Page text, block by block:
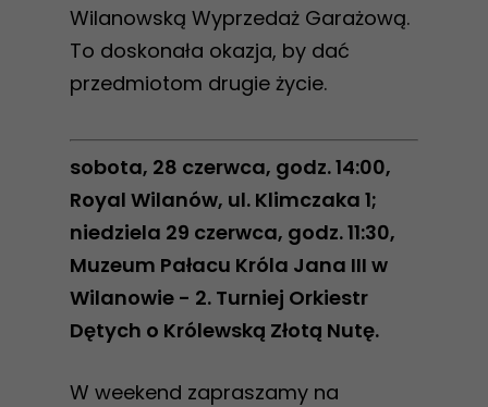
Wilanowską Wyprzedaż Garażową.
To doskonała okazja, by dać
przedmiotom drugie życie.
sobota, 28 czerwca, godz. 14:00,
Royal Wilanów, ul. Klimczaka 1;
niedziela 29 czerwca, godz. 11:30,
Muzeum Pałacu Króla Jana III w
Wilanowie - 2. Turniej Orkiestr
Dętych o Królewską Złotą Nutę.
W weekend zapraszamy na